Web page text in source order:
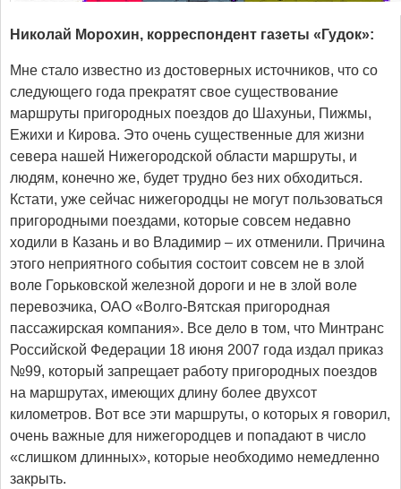
Николай Морохин, корреспондент газеты «Гудок»:
Мне стало известно из достоверных источников, что со
следующего года прекратят свое существование
маршруты пригородных поездов до Шахуньи, Пижмы,
Ежихи и Кирова. Это очень существенные для жизни
севера нашей Нижегородской области маршруты, и
людям, конечно же, будет трудно без них обходиться.
Кстати, уже сейчас нижегородцы не могут пользоваться
пригородными поездами, которые совсем недавно
ходили в Казань и во Владимир – их отменили. Причина
этого неприятного события состоит совсем не в злой
воле Горьковской железной дороги и не в злой воле
перевозчика, ОАО «Волго-Вятская пригородная
пассажирская компания». Все дело в том, что Минтранс
Российской Федерации 18 июня 2007 года издал приказ
№99, который запрещает работу пригородных поездов
на маршрутах, имеющих длину более двухсот
километров. Вот все эти маршруты, о которых я говорил,
очень важные для нижегородцев и попадают в число
«слишком длинных», которые необходимо немедленно
закрыть.